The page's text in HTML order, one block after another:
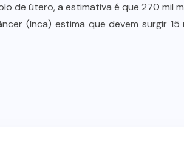
de útero, a estimativa é que 270 mil
(Inca) estima que devem surgir
AGOSTO DE 2026